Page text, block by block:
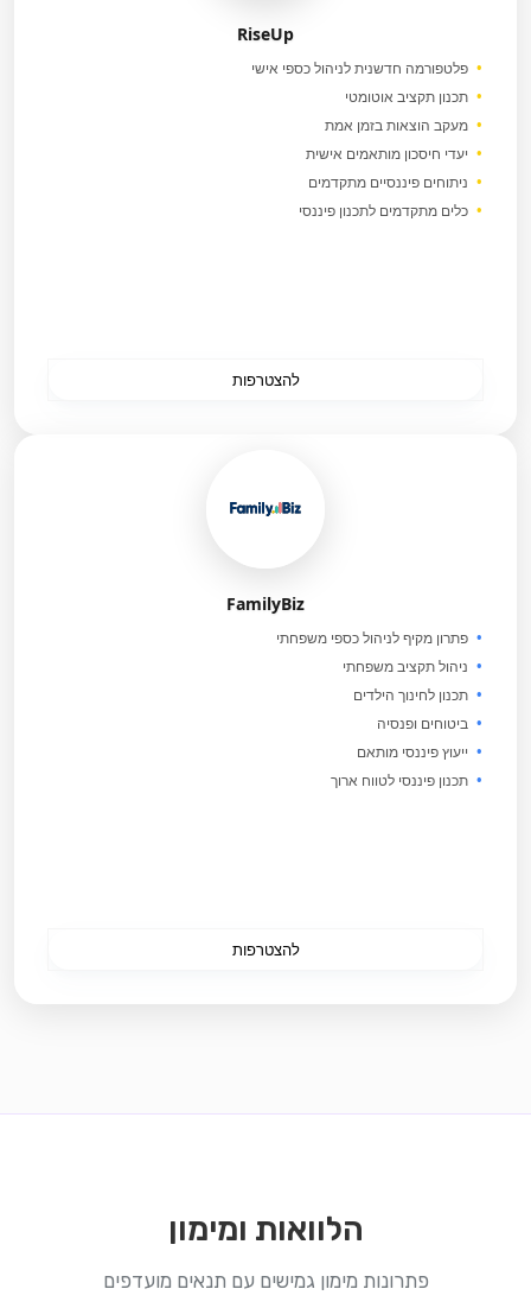
RiseUp
פלטפורמה חדשנית לניהול כספי אישי
תכנון תקציב אוטומטי
מעקב הוצאות בזמן אמת
יעדי חיסכון מותאמים אישית
ניתוחים פיננסיים מתקדמים
כלים מתקדמים לתכנון פיננסי
להצטרפות
FamilyBiz
פתרון מקיף לניהול כספי משפחתי
ניהול תקציב משפחתי
תכנון לחינוך הילדים
ביטוחים ופנסיה
ייעוץ פיננסי מותאם
תכנון פיננסי לטווח ארוך
להצטרפות
הלוואות ומימון
פתרונות מימון גמישים עם תנאים מועדפים